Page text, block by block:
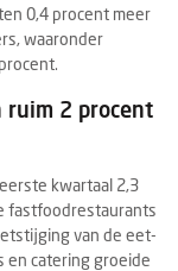
0,4 procent meer
waaronder
ruim 2 procent
kwartaal 2,3
fastfoodrestaurants
van de eet-
en catering groeide